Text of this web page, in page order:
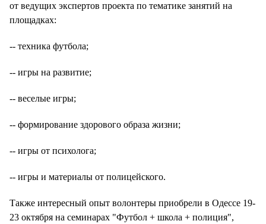
от ведущих экспертов проекта по тематике занятий на
площадках:
-- техника футбола;
-- игры на развитие;
-- веселые игры;
-- формирование здорового образа жизни;
-- игры от психолога;
-- игры и материалы от полицейского.
Также интересный опыт волонтеры приобрели в Одессе 19-
23 октября на семинарах "Футбол + школа + полиция",